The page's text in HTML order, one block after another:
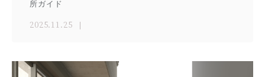
所ガイド
2025.11.25